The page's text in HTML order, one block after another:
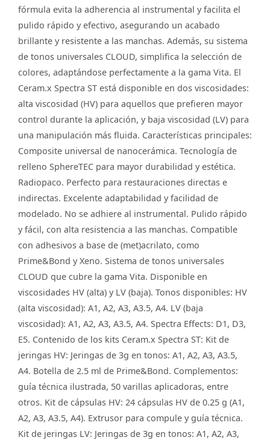
fórmula evita la adherencia al instrumental y facilita el
pulido rápido y efectivo, asegurando un acabado
brillante y resistente a las manchas. Además, su sistema
de tonos universales CLOUD, simplifica la selección de
colores, adaptándose perfectamente a la gama Vita. El
Ceram.x Spectra ST está disponible en dos viscosidades:
alta viscosidad (HV) para aquellos que prefieren mayor
control durante la aplicación, y baja viscosidad (LV) para
una manipulación más fluida. Características principales:
Composite universal de nanocerámica. Tecnología de
relleno SphereTEC para mayor durabilidad y estética.
Radiopaco. Perfecto para restauraciones directas e
indirectas. Excelente adaptabilidad y facilidad de
modelado. No se adhiere al instrumental. Pulido rápido
y fácil, con alta resistencia a las manchas. Compatible
con adhesivos a base de (met)acrilato, como
Prime&Bond y Xeno. Sistema de tonos universales
CLOUD que cubre la gama Vita. Disponible en
viscosidades HV (alta) y LV (baja). Tonos disponibles: HV
(alta viscosidad): A1, A2, A3, A3.5, A4. LV (baja
viscosidad): A1, A2, A3, A3.5, A4. Spectra Effects: D1, D3,
E5. Contenido de los kits Ceram.x Spectra ST: Kit de
jeringas HV: Jeringas de 3g en tonos: A1, A2, A3, A3.5,
A4. Botella de 2.5 ml de Prime&Bond. Complementos:
guía técnica ilustrada, 50 varillas aplicadoras, entre
otros. Kit de cápsulas HV: 24 cápsulas HV de 0.25 g (A1,
A2, A3, A3.5, A4). Extrusor para compule y guía técnica.
Kit de jeringas LV: Jeringas de 3g en tonos: A1, A2, A3,